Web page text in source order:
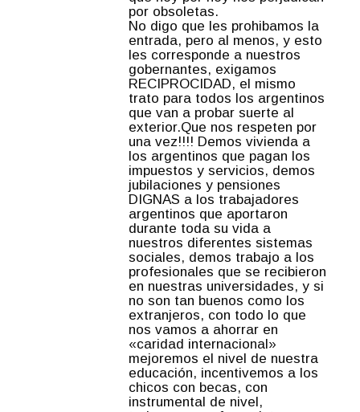
por obsoletas.
No digo que les prohibamos la
entrada, pero al menos, y esto
les corresponde a nuestros
gobernantes, exigamos
RECIPROCIDAD, el mismo
trato para todos los argentinos
que van a probar suerte al
exterior.Que nos respeten por
una vez!!!! Demos vivienda a
los argentinos que pagan los
impuestos y servicios, demos
jubilaciones y pensiones
DIGNAS a los trabajadores
argentinos que aportaron
durante toda su vida a
nuestros diferentes sistemas
sociales, demos trabajo a los
profesionales que se recibieron
en nuestras universidades, y si
no son tan buenos como los
extranjeros, con todo lo que
nos vamos a ahorrar en
«caridad internacional»
mejoremos el nivel de nuestra
educación, incentivemos a los
chicos con becas, con
instrumental de nivel,